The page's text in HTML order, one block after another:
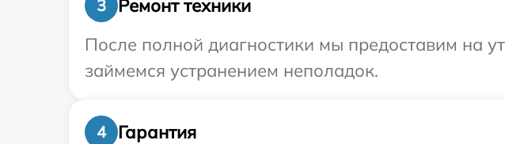
3
Ремонт техники
После полной диагностики мы предоставим на
займемся устранением неполадок.
4
Гарантия